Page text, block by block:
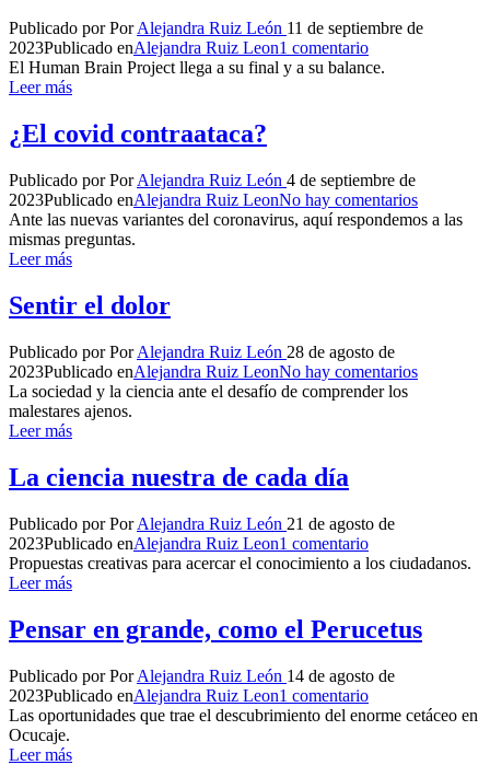
Publicado por PorAlejandra Ruiz León 11 de septiembre de
2023Publicado enAlejandra Ruiz Leon1 comentario
El Human Brain Project llega a su final y a su balance.
Leer más
¿El covid contraataca?
Publicado por PorAlejandra Ruiz León 4 de septiembre de
2023Publicado enAlejandra Ruiz LeonNo hay comentarios
Ante las nuevas variantes del coronavirus, aquí respondemos a las
mismas preguntas.
Leer más
Sentir el dolor
Publicado por PorAlejandra Ruiz León 28 de agosto de
2023Publicado enAlejandra Ruiz LeonNo hay comentarios
La sociedad y la ciencia ante el desafío de comprender los
malestares ajenos.
Leer más
La ciencia nuestra de cada día
Publicado por PorAlejandra Ruiz León 21 de agosto de
2023Publicado enAlejandra Ruiz Leon1 comentario
Propuestas creativas para acercar el conocimiento a los ciudadanos.
Leer más
Pensar en grande, como el Perucetus
Publicado por PorAlejandra Ruiz León 14 de agosto de
2023Publicado enAlejandra Ruiz Leon1 comentario
Las oportunidades que trae el descubrimiento del enorme cetáceo en
Ocucaje.
Leer más